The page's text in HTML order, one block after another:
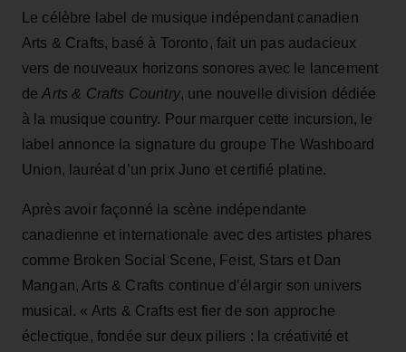
Le célèbre label de musique indépendant canadien
Arts & Crafts, basé à Toronto, fait un pas audacieux
vers de nouveaux horizons sonores avec le lancement
deArts & Crafts Country, une nouvelle division dédiée
à la musique country. Pour marquer cette incursion, le
label annonce la signature du groupe The Washboard
Union, lauréat d’un prix Juno et certifié platine.
Après avoir façonné la scène indépendante
canadienne et internationale avec des artistes phares
comme Broken Social Scene, Feist, Stars et Dan
Mangan, Arts & Crafts continue d’élargir son univers
musical. « Arts & Crafts est fier de son approche
éclectique, fondée sur deux piliers : la créativité et